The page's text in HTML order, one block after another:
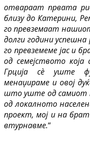
отвараат првата
близу до Катерини,
го превземаат
долги години
го превземеме јас и
од семејството
Грција сѐ уште
менаџираме и овој
што уште од самиот
од локалното
проект, мој и на
втурнавме.“